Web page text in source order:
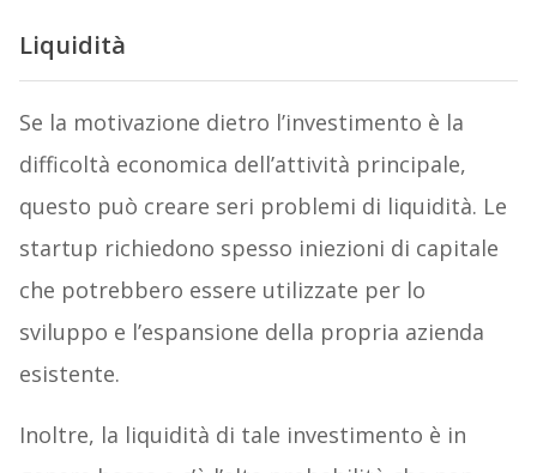
Liquidità
Se la motivazione dietro l’investimento è la
difficoltà economica dell’attività principale,
questo può creare seri problemi di liquidità. Le
startup richiedono spesso iniezioni di capitale
che potrebbero essere utilizzate per lo
sviluppo e l’espansione della propria azienda
esistente.
Inoltre, la liquidità di tale investimento è in